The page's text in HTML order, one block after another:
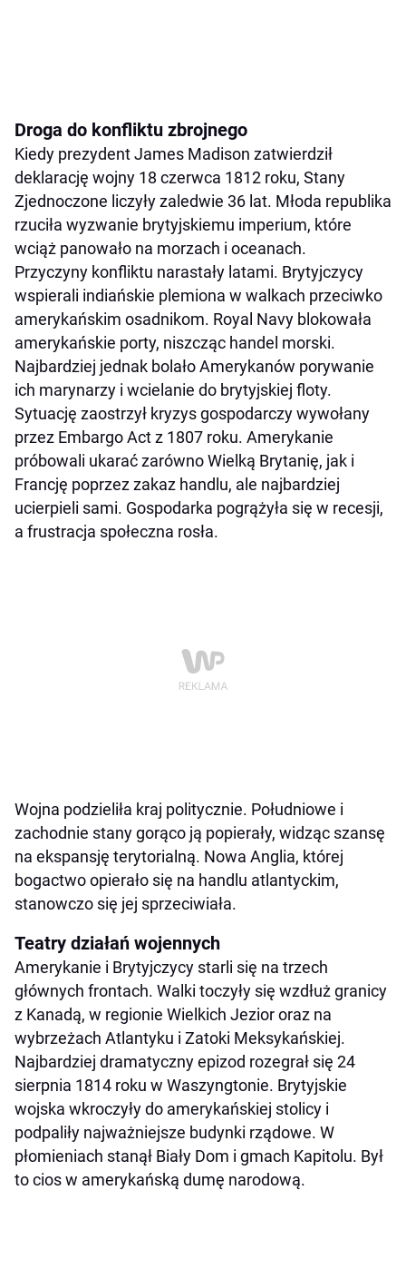
Droga do konfliktu zbrojnego
Kiedy prezydent James Madison zatwierdził
deklarację wojny 18 czerwca 1812 roku, Stany
Zjednoczone liczyły zaledwie 36 lat. Młoda republika
rzuciła wyzwanie brytyjskiemu imperium, które
wciąż panowało na morzach i oceanach.
Przyczyny konfliktu narastały latami. Brytyjczycy
wspierali indiańskie plemiona w walkach przeciwko
amerykańskim osadnikom. Royal Navy blokowała
amerykańskie porty, niszcząc handel morski.
Najbardziej jednak bolało Amerykanów porywanie
ich marynarzy i wcielanie do brytyjskiej floty.
Sytuację zaostrzył kryzys gospodarczy wywołany
przez Embargo Act z 1807 roku. Amerykanie
próbowali ukarać zarówno Wielką Brytanię, jak i
Francję poprzez zakaz handlu, ale najbardziej
ucierpieli sami. Gospodarka pogrążyła się w recesji,
a frustracja społeczna rosła.
Wojna podzieliła kraj politycznie. Południowe i
zachodnie stany gorąco ją popierały, widząc szansę
na ekspansję terytorialną. Nowa Anglia, której
bogactwo opierało się na handlu atlantyckim,
stanowczo się jej sprzeciwiała.
Teatry działań wojennych
Amerykanie i Brytyjczycy starli się na trzech
głównych frontach. Walki toczyły się wzdłuż granicy
z Kanadą, w regionie Wielkich Jezior oraz na
wybrzeżach Atlantyku i Zatoki Meksykańskiej.
Najbardziej dramatyczny epizod rozegrał się 24
sierpnia 1814 roku w Waszyngtonie. Brytyjskie
wojska wkroczyły do amerykańskiej stolicy i
podpaliły najważniejsze budynki rządowe. W
płomieniach stanął Biały Dom i gmach Kapitolu. Był
to cios w amerykańską dumę narodową.